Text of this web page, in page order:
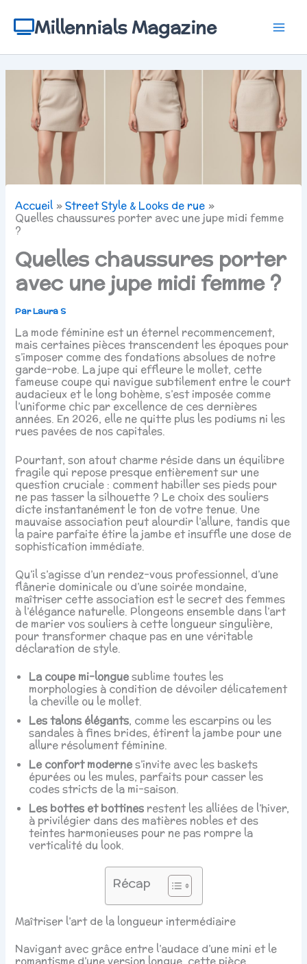
contenuMillennials Magazine
Accueil
Street Style & Looks de rue
Quelles chaussures porter avec une jupe midi femme
?
Quelles chaussures porter
avec une jupe midi femme ?
ParLaura S
La mode féminine est un éternel recommencement,
mais certaines pièces transcendent les époques pour
s’imposer comme des fondations absolues de notre
garde-robe. La jupe qui effleure le mollet, cette
fameuse coupe qui navigue subtilement entre le court
audacieux et le long bohème, s’est imposée comme
l’uniforme chic par excellence de ces dernières
années. En 2026, elle ne quitte plus les podiums ni les
rues pavées de nos capitales.
Pourtant, son atout charme réside dans un équilibre
fragile qui repose presque entièrement sur une
question cruciale : comment habiller ses pieds pour
ne pas tasser la silhouette ? Le choix des souliers
dicte instantanément le ton de votre tenue. Une
mauvaise association peut alourdir l’allure, tandis que
la paire parfaite étire la jambe et insuffle une dose de
sophistication immédiate.
Qu’il s’agisse d’un rendez-vous professionnel, d’une
flânerie dominicale ou d’une soirée mondaine,
maîtriser cette association est le secret des femmes
à l’élégance naturelle. Plongeons ensemble dans l’art
de marier vos souliers à cette longueur singulière,
pour transformer chaque pas en une véritable
déclaration de style.
La coupe mi-longuesublime toutes les
morphologies à condition de dévoiler délicatement
la cheville ou le mollet.
Les talons élégants, comme les escarpins ou les
sandales à fines brides, étirent la jambe pour une
allure résolument féminine.
Le confort modernes’invite avec les baskets
épurées ou les mules, parfaits pour casser les
codes stricts de la mi-saison.
Les bottes et bottines restent les alliées de l’hiver,
à privilégier dans des matières nobles et des
teintes harmonieuses pour ne pas rompre la
verticalité du look.
Récap
Maîtriser l’art de la longueur intermédiaire
Navigant avec grâce entre l’audace d’une mini et le
romantisme d’une version longue, cette pièce